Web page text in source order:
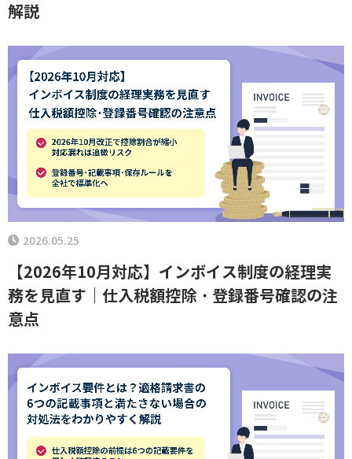
解説
【2026年10月対応】インボイス制度の経理実
務を見直す｜仕入税額控除・登録番号確認の注
意点
2026.05.25